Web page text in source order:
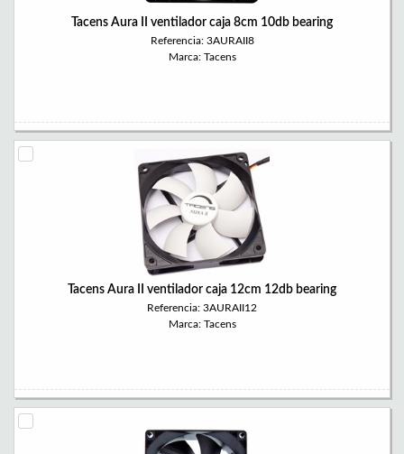
Tacens Aura II ventilador caja 8cm 10db bearing
Referencia: 3AURAII8
Marca: Tacens
Tacens Aura II ventilador caja 12cm 12db bearing
Referencia: 3AURAII12
Marca: Tacens